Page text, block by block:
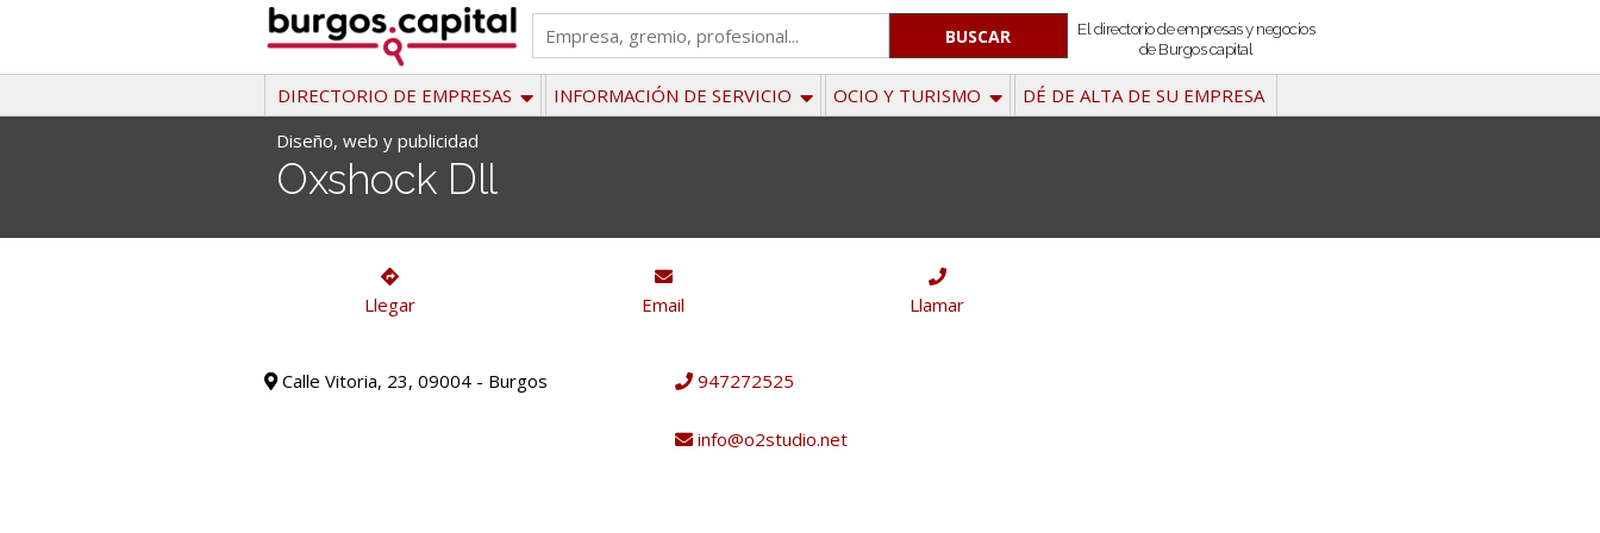
contenido
.
__('Search
for:')
El directorio de empresas y negocios
de Burgos capital
DIRECTORIO DE EMPRESAS INFORMACIÓN DE SERVICIO OCIO Y TURISMO
DÉ DE ALTA DE SU EMPRESA
Diseño, web y publicidad
Oxshock Dll
Llegar Email Llamar
Calle Vitoria, 23, 09004 - Burgos 947272525
info@o2studio.net